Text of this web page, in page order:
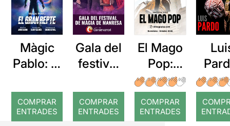
Màgic
Pablo: El
repte
COMPRAR
ENTRADES
Gala del
festival
màgia
de
COMPRAR
ENTRADES
El Mago
Pop:
Nada es
imposibl
e
COMPRAR
ENTRADES
En